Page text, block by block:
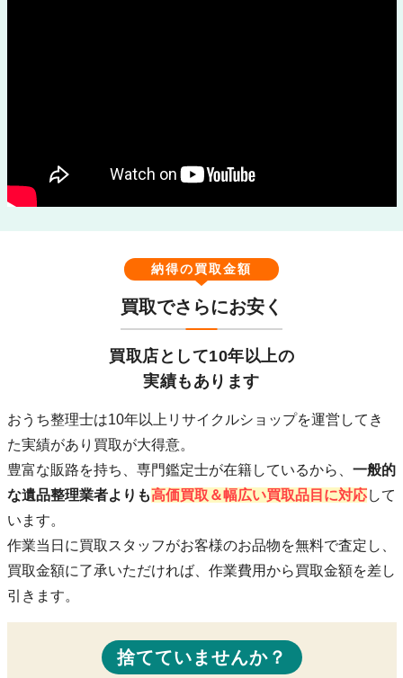
納得の買取金額
買取でさらにお安く
買取店として10年以上の
実績もあります
おうち整理士は10年以上リサイクルショップを運営してき
た実績があり買取が大得意。
豊富な販路を持ち、専門鑑定士が在籍しているから、 一般的
な遺品整理業者よりも高価買取＆幅広い買取品目に対応して
います。
作業当日に買取スタッフがお客様のお品物を無料で査定し、
買取金額に了承いただければ、作業費用から買取金額を差し
引きます。
捨てていませんか？